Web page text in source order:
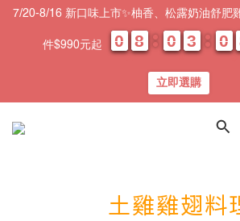
土雞雞翅料
7/20-8/16 新口味上市✨柚香、松露奶油舒肥
件$990元起 0
0
0
0 8
8
8
8 0
0
0
0 3
3
3
3 0
0
0
0
立即選購